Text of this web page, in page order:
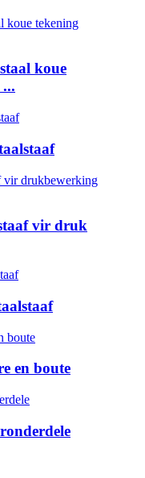
koue
vir druk
en boute